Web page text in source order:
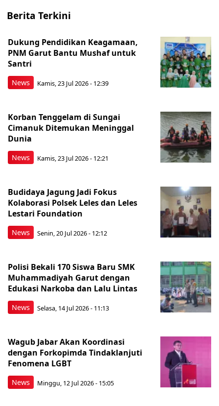
Berita Terkini
News
Dukung Pendidikan Keagamaan,
PNM Garut Bantu Mushaf untuk
Santri
Kamis, 23 Jul 2026 - 12:39
News
Korban Tenggelam di Sungai
Cimanuk Ditemukan Meninggal
Dunia
Kamis, 23 Jul 2026 - 12:21
News
Budidaya Jagung Jadi Fokus
Kolaborasi Polsek Leles dan Leles
Lestari Foundation
Senin, 20 Jul 2026 - 12:12
News
Polisi Bekali 170 Siswa Baru SMK
Muhammadiyah Garut dengan
Edukasi Narkoba dan Lalu Lintas
Selasa, 14 Jul 2026 - 11:13
News
Wagub Jabar Akan Koordinasi
dengan Forkopimda Tindaklanjuti
Fenomena LGBT
Minggu, 12 Jul 2026 - 15:05